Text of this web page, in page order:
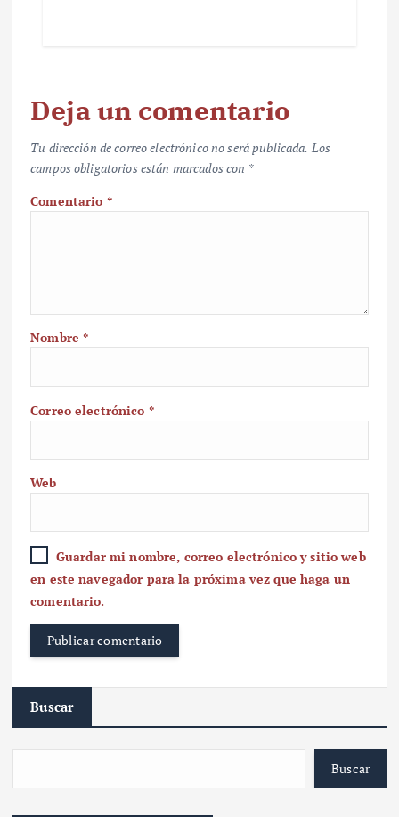
Deja un comentario
Tu dirección de correo electrónico no será publicada. Los
campos obligatorios están marcados con *
Comentario *
Nombre*
Correo electrónico *
Web
Guardar mi nombre, correo electrónico y sitio web
en este navegador para la próxima vez que haga un
comentario.
Buscar
Buscar